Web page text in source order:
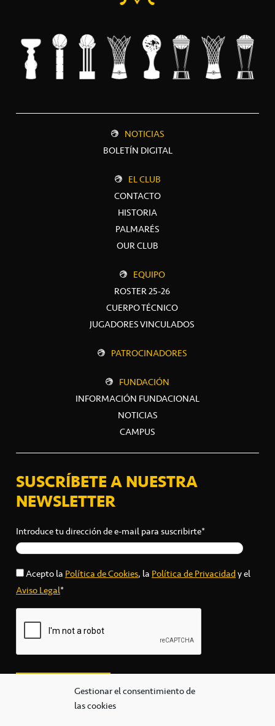
Gestionar el consentimiento de
las cookies
NOTICIAS
BOLETÍN DIGITAL
EL CLUB
CONTACTO
HISTORIA
PALMARÉS
OUR CLUB
EQUIPO
ROSTER 25-26
CUERPO TÉCNICO
JUGADORES VINCULADOS
PATROCINADORES
FUNDACIÓN
INFORMACIÓN FUNDACIONAL
NOTICIAS
CAMPUS
SUSCRÍBETE A NUESTRA
NEWSLETTER
Introduce tu dirección de e-mail para suscribirte*
Acepto laPolítica de Cookies, laPolítica de Privacidady el
Aviso Legal*